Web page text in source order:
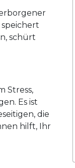
schürt
Stress,
Es ist
die
hilft, Ihr